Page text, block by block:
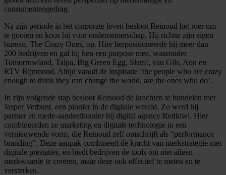
consumentengedrag.
Na zijn periode in het corporate leven besloot Reinoud het roer om
te gooien en koos hij voor ondernemerschap. Hij richtte zijn eigen
bureau, The Crazy Ones, op. Hier herpositioneerde hij meer dan
200 bedrijven en gaf hij hen een purpose mee, waaronder
Tomorrowland, Talpa, Big Green Egg, Slam!, van Gils, Aon en
RTV Rijnmond. Altijd vanuit de inspiratie ‘the people who are crazy
enough to think they can change the world, are the ones who do’.
In zijn volgende stap besloot Reinoud de krachten te bundelen met
Jasper Verbunt, een pionier in de digitale wereld. Zo werd hij
partner en mede-aandeelhouder bij digital agency Redkiwi. Hier
combineerden ze marketing en digitale technologie in een
vernieuwende vorm, die Reinoud zelf omschrijft als “performance
branding”. Deze aanpak combineert de kracht van merkstrategie met
digitale prestaties, en biedt bedrijven de tools om niet alleen
merkwaarde te creëren, maar deze ook effectief te meten en te
versterken.